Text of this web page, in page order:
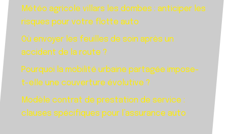
Météo agricole villars les dombes : anticiper les
risques pour votre flotte auto
Où envoyer les feuilles de soin après un
accident de la route ?
Pourquoi la mobilité urbaine partagée impose-
t-elle une couverture évolutive ?
Modèle contrat de prestation de service :
clauses spécifiques pour l’assurance auto